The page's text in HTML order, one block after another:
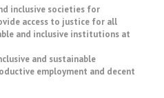
inclusive societies for
access to justice for all
and inclusive institutions at
and sustainable
employment and decent